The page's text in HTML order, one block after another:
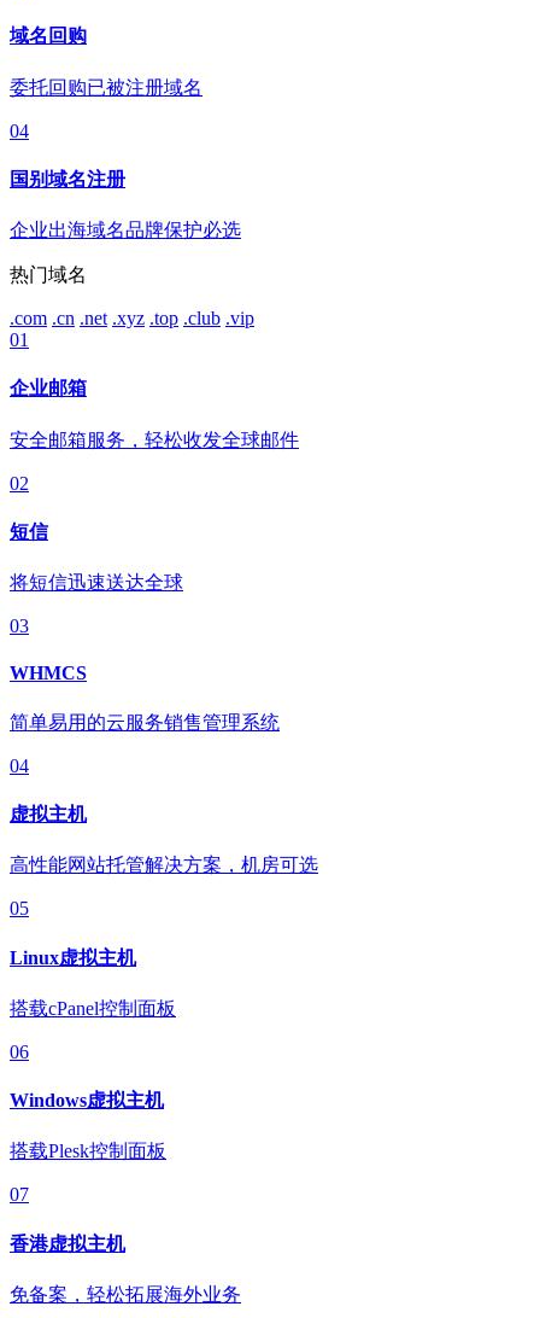
域名回购
委托回购已被注册域名
04
国别域名注册
企业出海域名品牌保护必选
热门域名
.com .cn .net .xyz .top .club .vip
01
企业邮箱
安全邮箱服务，轻松收发全球邮件
02
短信
将短信迅速送达全球
03
WHMCS
简单易用的云服务销售管理系统
04
虚拟主机
高性能网站托管解决方案，机房可选
05
Linux虚拟主机
搭载cPanel控制面板
06
Windows虚拟主机
搭载Plesk控制面板
07
香港虚拟主机
免备案，轻松拓展海外业务